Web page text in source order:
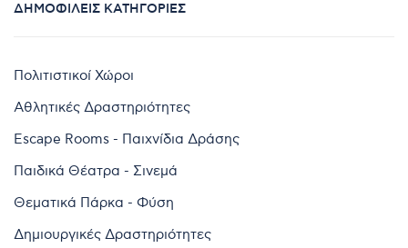
ΔΗΜΟΦΙΛΕΊΣ ΚΑΤΗΓΟΡΊΕΣ
Πολιτιστικοί Χώροι
Αθλητικές Δραστηριότητες
Escape Rooms - Παιχνίδια Δράσης
Παιδικά Θέατρα - Σινεμά
Θεματικά Πάρκα - Φύση
Δημιουργικές Δραστηριότητες